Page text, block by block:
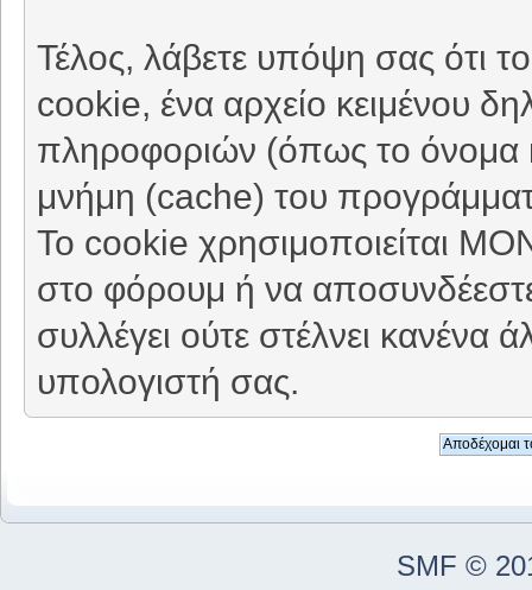
Τέλος, λάβετε υπόψη σας ότι
cookie, ένα αρχείο κειμένου
πληροφοριών (όπως το όνομα
μνήμη (cache) του
Το cookie χρησιμοποιείται
στο φόρουμ ή να
συλλέγει ούτε στέλνει κανένα
υπολογιστή σας.
SMF ©